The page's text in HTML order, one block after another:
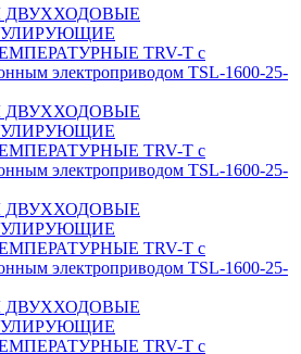
TRV-T с
электроприводом TSL-1600-25-
TRV-T с
электроприводом TSL-1600-25-
TRV-T с
электроприводом TSL-1600-25-
TRV-T с